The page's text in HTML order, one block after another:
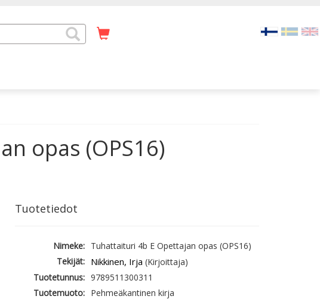
opas (OPS16)
Tuotetiedot
Nimeke: Tuhattaituri 4b E Opettajan opas (OPS16)
Tekijät: Nikkinen, Irja (Kirjoittaja)
Tuotetunnus: 9789511300311
Tuotemuoto: Pehmeäkantinen kirja